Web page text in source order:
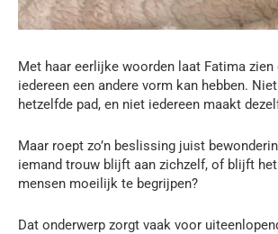
Met haar eerlijke woorden laat Fatima
iedereen een andere vorm kan hebben.
hetzelfde pad, en niet iedereen maakt
Maar roept zo’n beslissing juist
iemand trouw blijft aan zichzelf, of blijft het
mensen moeilijk te begrijpen?
Dat onderwerp zorgt vaak voor